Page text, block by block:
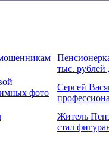
тыс. рублей
фото
Сергей
Житель
стал